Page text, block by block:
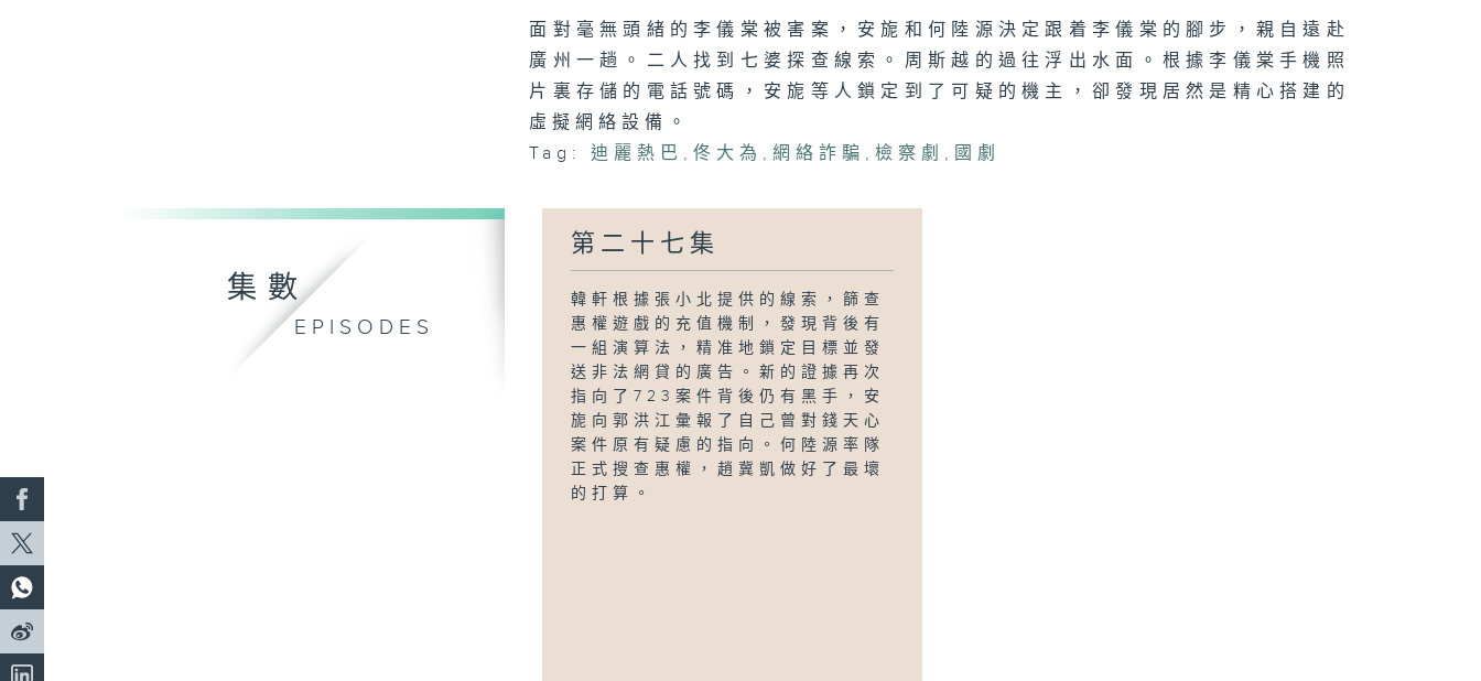
面對毫無頭緒的李儀棠被害案，安旎和何陸源決定跟着李儀棠的腳步，親自遠赴
廣州一趟。二人找到七婆探查線索。周斯越的過往浮出水面。根據李儀棠手機照
片裏存儲的電話號碼，安旎等人鎖定到了可疑的機主，卻發現居然是精心搭建的
虛擬網絡設備。
Tag:
迪麗熱巴 ,佟大為 ,網絡詐騙 ,檢察劇 , 國劇
集數
EPISODES
第二十七集
韓軒根據張小北提供的線索，篩查
惠權遊戲的充值機制，發現背後有
一組演算法，精准地鎖定目標並發
送非法網貸的廣告。新的證據再次
指向了723案件背後仍有黑手，安
旎向郭洪江彙報了自己曾對錢天心
案件原有疑慮的指向。何陸源率隊
正式搜查惠權，趙冀凱做好了最壞
的打算。